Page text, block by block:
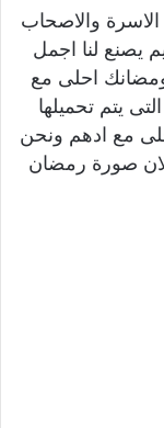
والاصحاب
يصنع لنا اجمل
احلى مع
يتم تحميلها
مع ادهم ونحن
صورة رمضان